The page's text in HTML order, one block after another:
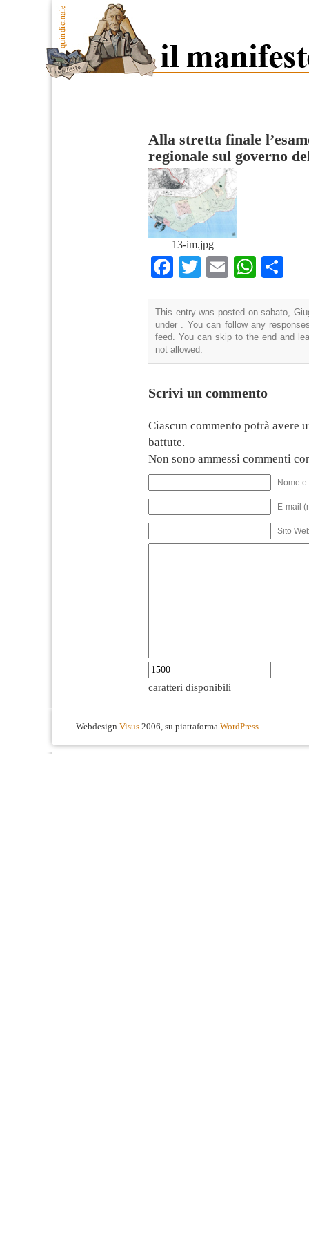
Alla stretta finale
regionale sul governo
13-im.jpg
Facebook
TwitterEmail
This entry was posted on sabato,
under . You can follow any
feed. You can skip to the end and
not allowed.
Scrivi un commento
Ciascun commento potrà avere
battute.
Non sono ammessi commenti
Nome
E-mail
Sito
caratteri disponibili
Webdesign Visus 2006, su piattaforma WordPress